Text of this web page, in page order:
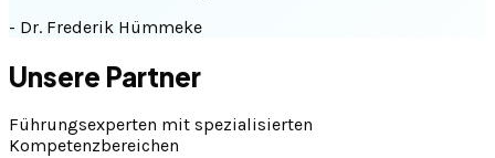
- Dr. Frederik Hümmeke
Unsere Partner
Führungsexperten mit spezialisierten
Kompetenzbereichen